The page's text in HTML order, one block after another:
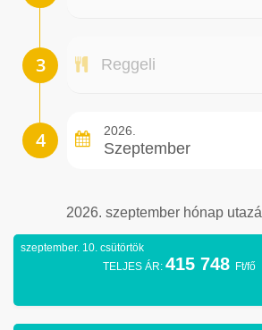
Reggeli
2026.
Szeptember
2026. szeptember hónap
szeptember. 10. csütörtök
TELJES ÁR: 415 748 Ft/fő